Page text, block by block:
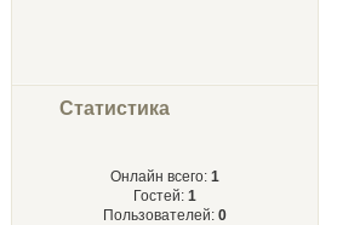
Статистика
Онлайн всего: 1
Гостей: 1
Пользователей: 0